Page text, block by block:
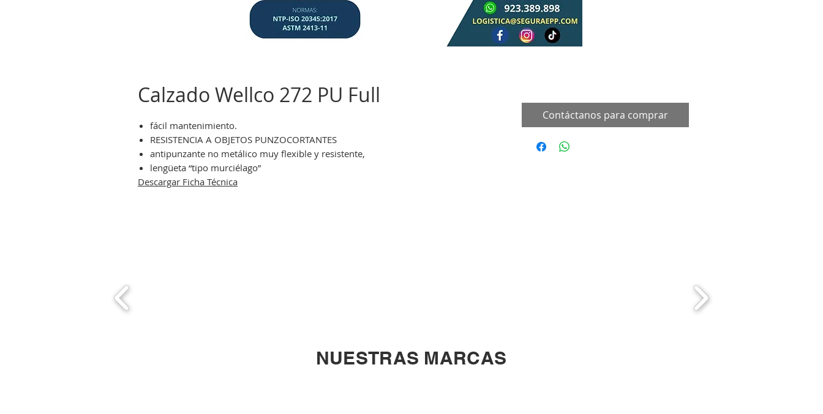
Calzado Wellco 272 PU Full
fácil mantenimiento.
RESISTENCIA A OBJETOS PUNZOCORTANTES
antipunzante no metálico muy flexible y resistente,
lengüeta “tipo murciélago”
Descargar Ficha Técnica
Contáctanos para comprar
NUESTRAS MARCAS